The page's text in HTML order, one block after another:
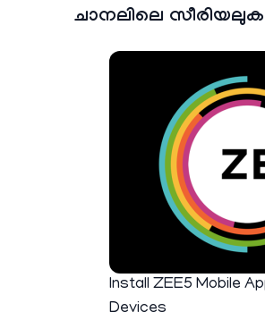
ചാനലിലെ
Install ZEE5 Mobile
Devices